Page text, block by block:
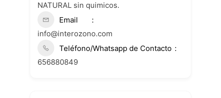
NATURAL sin quimicos.
Email
info@interozono.com
Teléfono/Whatsapp de Contacto
656880849